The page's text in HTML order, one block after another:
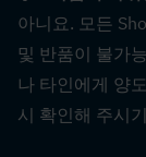
아니요. 모든
및 반품이 불가
나 타인에게 양
시 확인해 주시